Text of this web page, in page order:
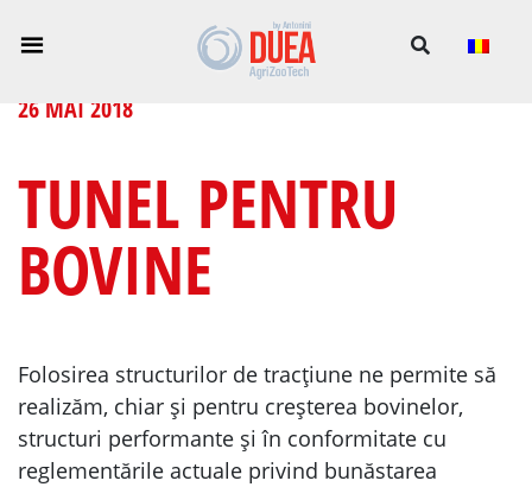
26 MAI 2018
TUNEL PENTRU
BOVINE
Folosirea structurilor de tracțiune ne permite să
realizăm, chiar și pentru creșterea bovinelor,
structuri performante și în conformitate cu
reglementările actuale privind bunăstarea